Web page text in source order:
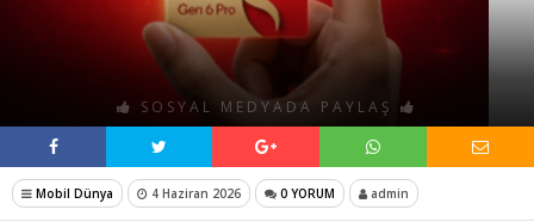
SOSYAL MEDYADA PAYLAŞ
Mobil Dünya 4 Haziran 2026 0 YORUM admin